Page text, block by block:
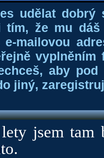
udělat dobrý
tím, že mu
e-mailovou
aby
jiný,
jsem tam